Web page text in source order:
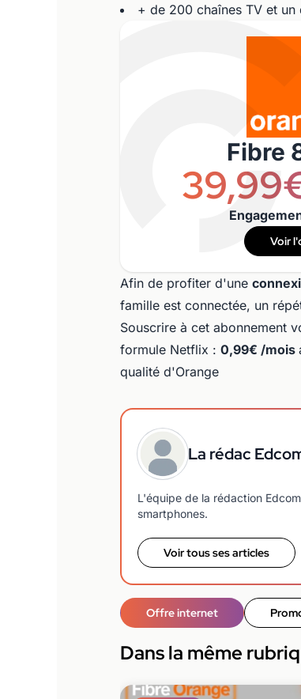
+ de 200 chaînes TV et
Fibre
Voir
Afin de profiter d'une
famille est connectée, un
Souscrire à cet abonnement
formule Netflix : 0,99€ /mois
qualité d'Orange
La rédac
L'équipe de la rédaction
smartphones.
Voir tous ses articles
Offre internet
Dans la même